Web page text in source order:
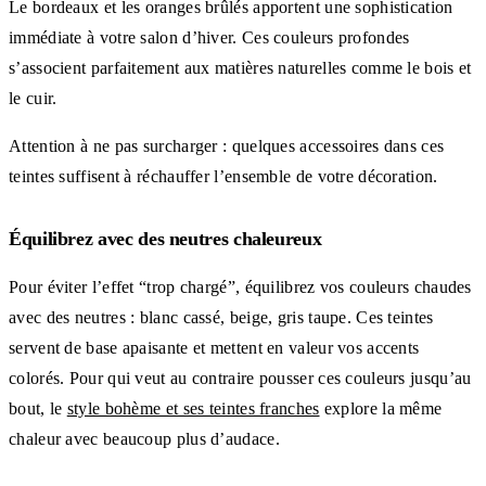
Le bordeaux et les oranges brûlés apportent une sophistication
immédiate à votre salon d’hiver. Ces couleurs profondes
s’associent parfaitement aux matières naturelles comme le bois et
le cuir.
Attention à ne pas surcharger : quelques accessoires dans ces
teintes suffisent à réchauffer l’ensemble de votre décoration.
Équilibrez avec des neutres chaleureux
Pour éviter l’effet “trop chargé”, équilibrez vos couleurs chaudes
avec des neutres : blanc cassé, beige, gris taupe. Ces teintes
servent de base apaisante et mettent en valeur vos accents
colorés. Pour qui veut au contraire pousser ces couleurs jusqu’au
bout, le style bohème et ses teintes franches explore la même
chaleur avec beaucoup plus d’audace.